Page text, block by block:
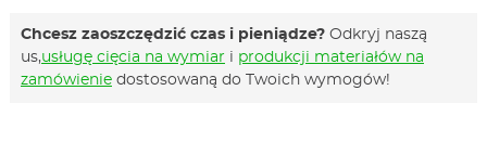
Chcesz zaoszczędzić czas i pieniądze? Odkryj naszą
us,usługę cięcia na wymiar i produkcji materiałów na
zamówienie dostosowaną do Twoich wymogów!